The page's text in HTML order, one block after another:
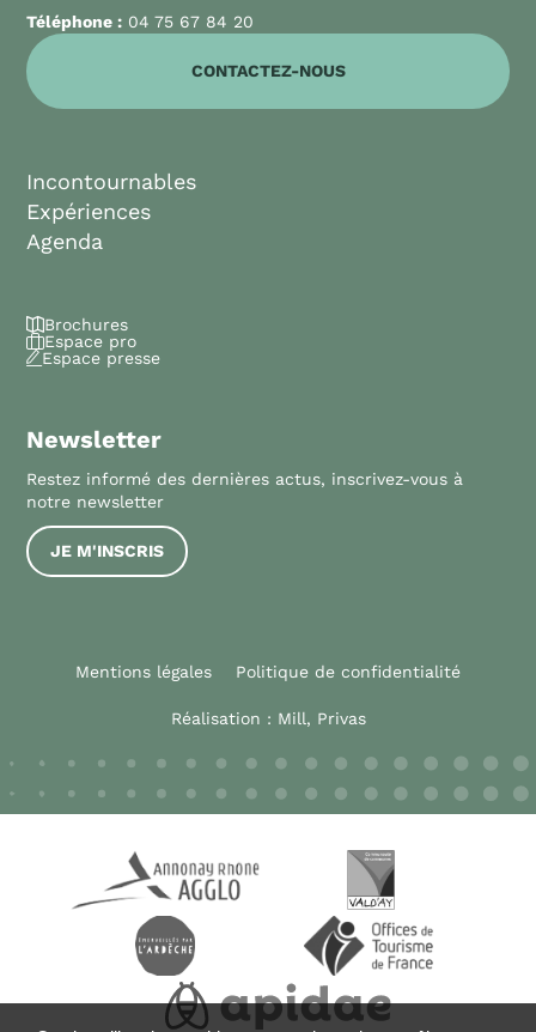
Téléphone : 04 75 67 84 20
CONTACTEZ-NOUS
Incontournables
Expériences
Agenda
Brochures
Espace pro
Espace presse
Newsletter
Restez informé des dernières actus, inscrivez-vous à
notre newsletter
JE M'INSCRIS
Mentions légales Politique de confidentialité
Réalisation : Mill, Privas